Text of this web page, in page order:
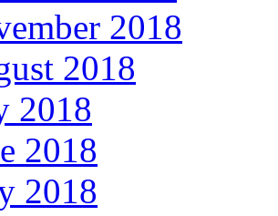
2018
2018
2018
2018
2018